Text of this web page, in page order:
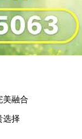
美融合
选择